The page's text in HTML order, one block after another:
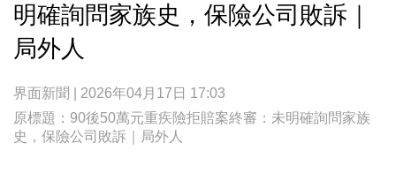
明確詢問家族史，保險公司敗訴｜
局外人
界面新聞 | 2026年04月17日 17:03
原標題：90後50萬元重疾險拒賠案終審：未明確詢問家族
史，保險公司敗訴｜局外人